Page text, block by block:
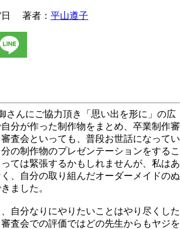
著者： 平山遵子
さんにご協力頂き「思い出を形に」の広
分が作った制作物をまとめ、卒業制作審
査会といっても、普段お世話になってい
の制作物のプレゼンテーションをするこ
ては緊張するかもしれませんが、私はあ
、自分の取り組んだオーダーメイドのぬ
ました。
自分なりにやりたいことはやり尽くした
査会での評価ではどの先生からもヤジを